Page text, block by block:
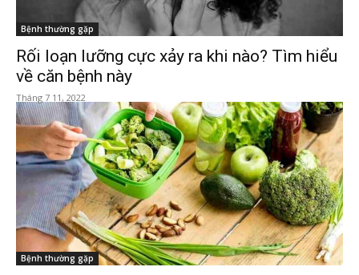
Bệnh thường gặp
Rối loạn lưỡng cực xảy ra khi nào? Tìm hiểu
về căn bệnh này
Tháng 7 11, 2022
Bệnh thường gặp